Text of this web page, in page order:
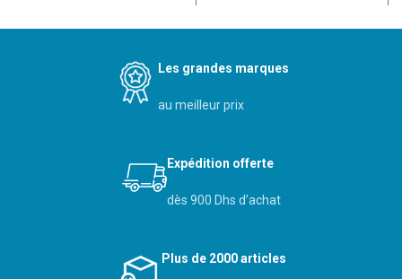
Les grandes marques
au meilleur prix
Expédition offerte
dès 900 Dhs d’achat
Plus de 2000 articles